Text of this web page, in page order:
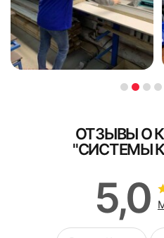
ОТЗЫВЫ О
"СИСТЕМЫ
5,0